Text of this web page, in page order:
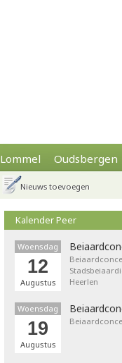
Lommel Oudsbergen
Nieuws toevoegen
Kalender Peer
Woensdag
12
Augustus
Heerlen
Woensdag
19
Augustus